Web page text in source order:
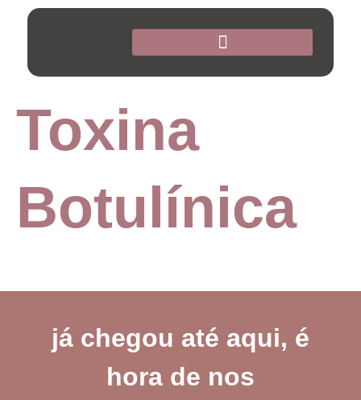
Toxina
Botulínica
já chegou até aqui, é
hora de nos